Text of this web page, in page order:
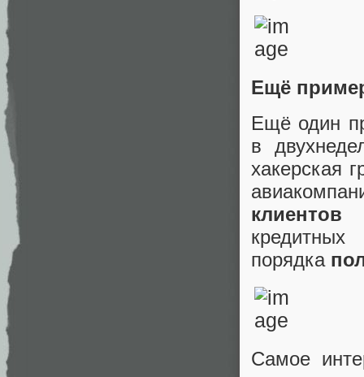
Ещё
Ещё один
в
хакерская
клиентов
порядка
Самое